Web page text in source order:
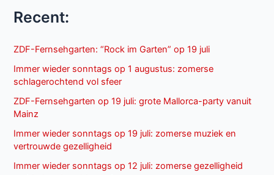
Recent:
ZDF-Fernsehgarten: “Rock im Garten” op 19 juli
Immer wieder sonntags op 1 augustus: zomerse
schlagerochtend vol sfeer
ZDF-Fernsehgarten op 19 juli: grote Mallorca-party vanuit
Mainz
Immer wieder sonntags op 19 juli: zomerse muziek en
vertrouwde gezelligheid
Immer wieder sonntags op 12 juli: zomerse gezelligheid